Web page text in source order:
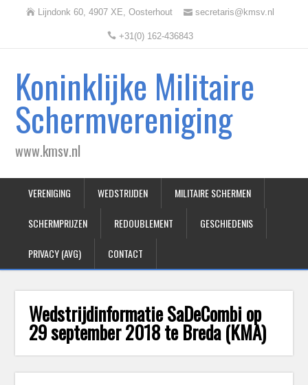
Lijndonk 60, 4907 XE, Oosterhout secretaris@kmsv.nl
+31(0) 162-436843
Koninklijke Militaire
Schermvereniging
www.kmsv.nl
VERENIGING WEDSTRIJDEN MILITAIRE SCHERMEN
SCHERMPRIJZEN REDOUBLEMENT GESCHIEDENIS
PRIVACY (AVG) CONTACT
Wedstrijdinformatie SaDeCombi op
29 september 2018 te Breda (KMA)